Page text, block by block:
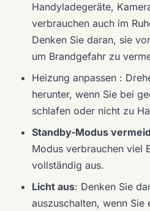
Handyladegeräte,
verbrauchen auch im
Denken Sie daran, sie
um Brandgefahr zu
Heizung anpassen :
herunter, wenn Sie bei
schlafen oder nicht zu
Standby-Modus
Modus verbrauchen viel
vollständig aus.
Licht aus: Denken Sie
auszuschalten, wenn Sie